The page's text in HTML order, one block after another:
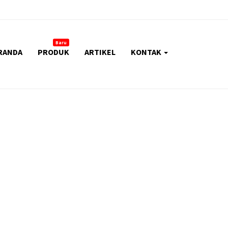
PRODUK
Baru
ARTIKEL KONTAK